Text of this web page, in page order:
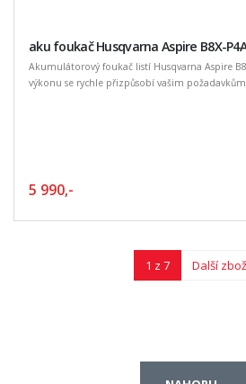
aku foukač Husqvarna Aspire B8X-
Akumulátorový foukač listí Husqvarna Aspire
výkonu se rychle přizpůsobí vašim
5 990,-
1 z 7 Další